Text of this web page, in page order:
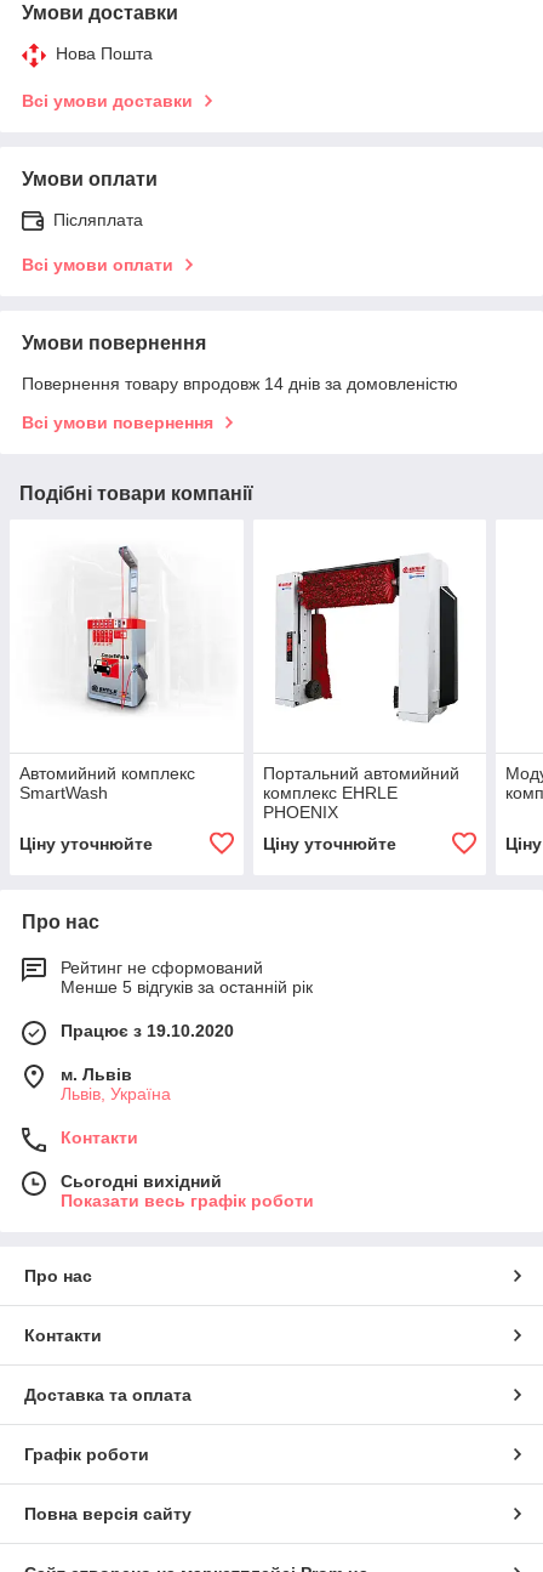
Умови доставки
Нова Пошта
Всі умови доставки
Умови оплати
Післяплата
Всі умови оплати
Умови повернення
Повернення товару впродовж 14 днів за домовленістю
Всі умови повернення
Подібні товари компанії
Автомийний комплекс
SmartWash
Ціну уточнюйте
Портальний автомийний
комплекс EHRLE
PHOENIX
Ціну уточнюйте
Про нас
Рейтинг не сформований
Менше 5 відгуків за останній рік
Працює з 19.10.2020
м. Львів
Львів, Україна
Контакти
Сьогодні вихідний
Показати весь графік роботи
Про нас
Контакти
Доставка та оплата
Графік роботи
Повна версія сайту